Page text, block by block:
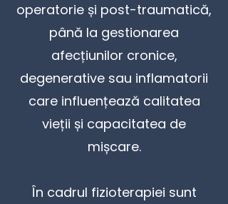
operatorie și post-traumatică,
până la gestionarea
afecțiunilor cronice,
degenerative sau inflamatorii
care influențează calitatea
vieții și capacitatea de
mișcare.
În cadrul fizioterapiei sunt